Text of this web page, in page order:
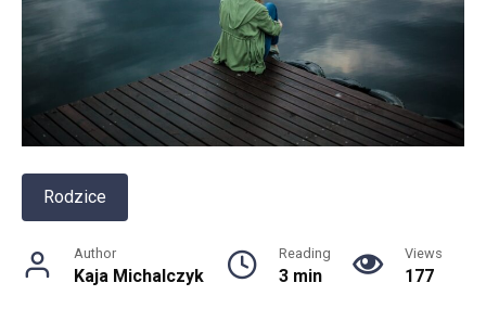
Rodzice
Author
Kaja Michalczyk
Reading
3 min
Views
177